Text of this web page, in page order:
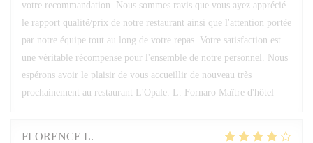
votre recommandation. Nous sommes ravis que vous ayez apprécié
le rapport qualité/prix de notre restaurant ainsi que l'attention portée
par notre équipe tout au long de votre repas. Votre satisfaction est
une véritable récompense pour l'ensemble de notre personnel. Nous
espérons avoir le plaisir de vous accueillir de nouveau très
prochainement au restaurant L'Opale. L. Fornaro Maître d'hôtel
FLORENCE L